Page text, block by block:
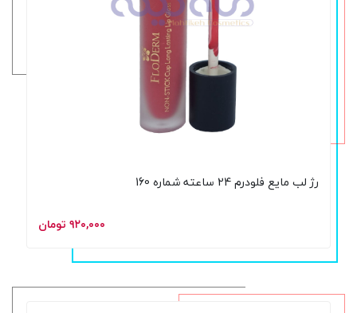
رژ لب مایع فلودرم 24 ساعته شماره 160
۹۲۰,۰۰۰ تومان